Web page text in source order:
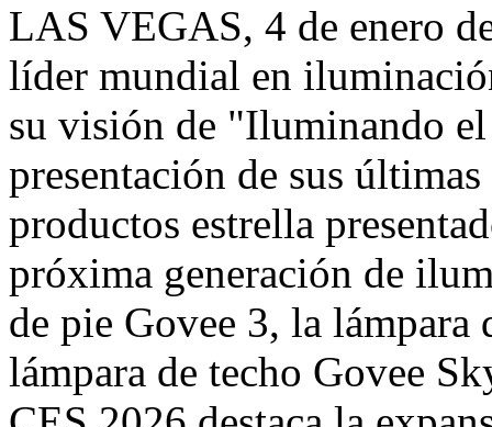
LAS VEGAS, 4 de enero
líder mundial en
su visión de "Iluminando
presentación de sus
productos estrella
próxima generación de
de pie Govee 3, la
lámpara de techo Govee